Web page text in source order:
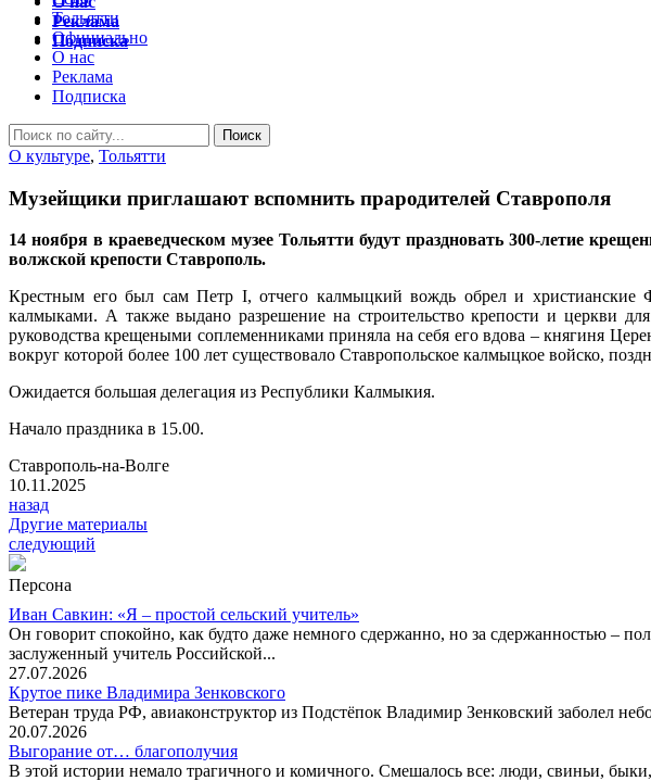
Тольятти
Официально
О нас
Реклама
Подписка
О культуре, Тольятти
Музейщики приглашают вспомнить прародителей Ставрополя
14 ноября в краеведческом музее Тольятти будут праздновать 300-летие
волжской крепости Ставрополь.
Крестным его был сам Петр I, отчего калмыцкий вождь обрел и
калмыками. А также выдано разрешение на строительство крепости и церкви
руководства крещеными соплеменниками приняла на себя его вдова – княгиня
вокруг которой более 100 лет существовало Ставропольское калмыцкое войско,
Ожидается большая делегация из Республики Калмыкия.
Начало праздника в 15.00.
Ставрополь-на-Волге
10.11.2025
назад
Другие материалы
следующий
Персона
Иван Савкин: «Я – простой сельский учитель»
Он говорит спокойно, как будто даже немного сдержанно, но за сдержанностью –
заслуженный учитель Российской...
27.07.2026
Крутое пике Владимира Зенковского
Ветеран труда РФ, авиаконструктор из Подстёпок Владимир Зенковский заболел
20.07.2026
Выгорание от… благополучия
В этой истории немало трагичного и комичного. Смешалось все: люди, свиньи,
Реклама
Подписка